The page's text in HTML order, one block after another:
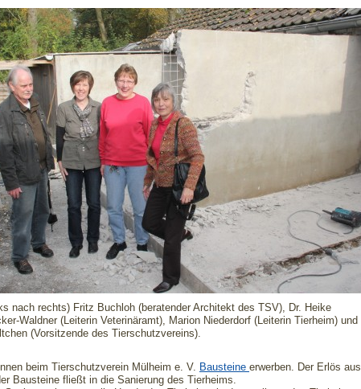
nach rechts) Fritz Buchloh (beratender Architekt des TSV), Dr. Heike
Waldner (Leiterin Veterinäramt), Marion Niederdorf (Leiterin Tierheim) und
(Vorsitzende des Tierschutzvereins).
beim Tierschutzverein Mülheim e. V. Bausteine erwerben. Der Erlös aus
Bausteine fließt in die Sanierung des Tierheims.